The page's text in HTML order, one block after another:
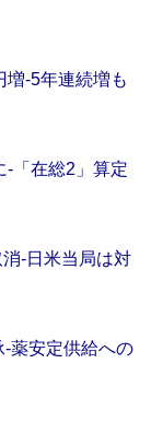
増‐5年連続増も
‐「在総2」算定
‐日米当局は対
薬安定供給への